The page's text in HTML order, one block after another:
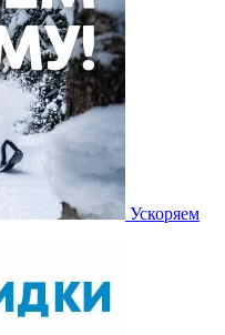
Ускоряем